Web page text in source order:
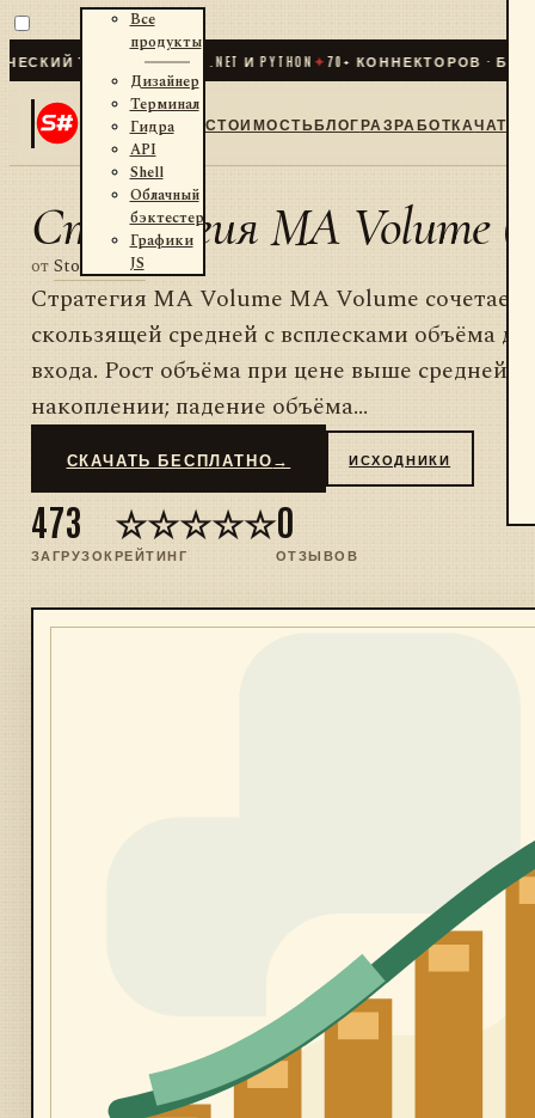
ТРЕЙДИНГ ДЛЯ .NET И PYTHON✦ 70+ КОННЕКТОРОВ ·
Все
продукты
Дизайнер
Терминал
Гидра
API
Shell
Облачный
бэктестер
Графики
JS
СТОИМОСТЬБЛОГРАЗРАБОТКАЧАТ
Стратегия MA Volume
отStockSharp
Стратегия MA Volume MA Volume сочетает
скользящей средней с всплесками объёма
входа. Рост объёма при цене выше средней
накоплении; падение объёма...
СКАЧАТЬ БЕСПЛАТНО → ИСХОДНИКИ
473
ЗАГРУЗОК
☆☆☆☆☆
РЕЙТИНГ
0
ОТЗЫВОВ